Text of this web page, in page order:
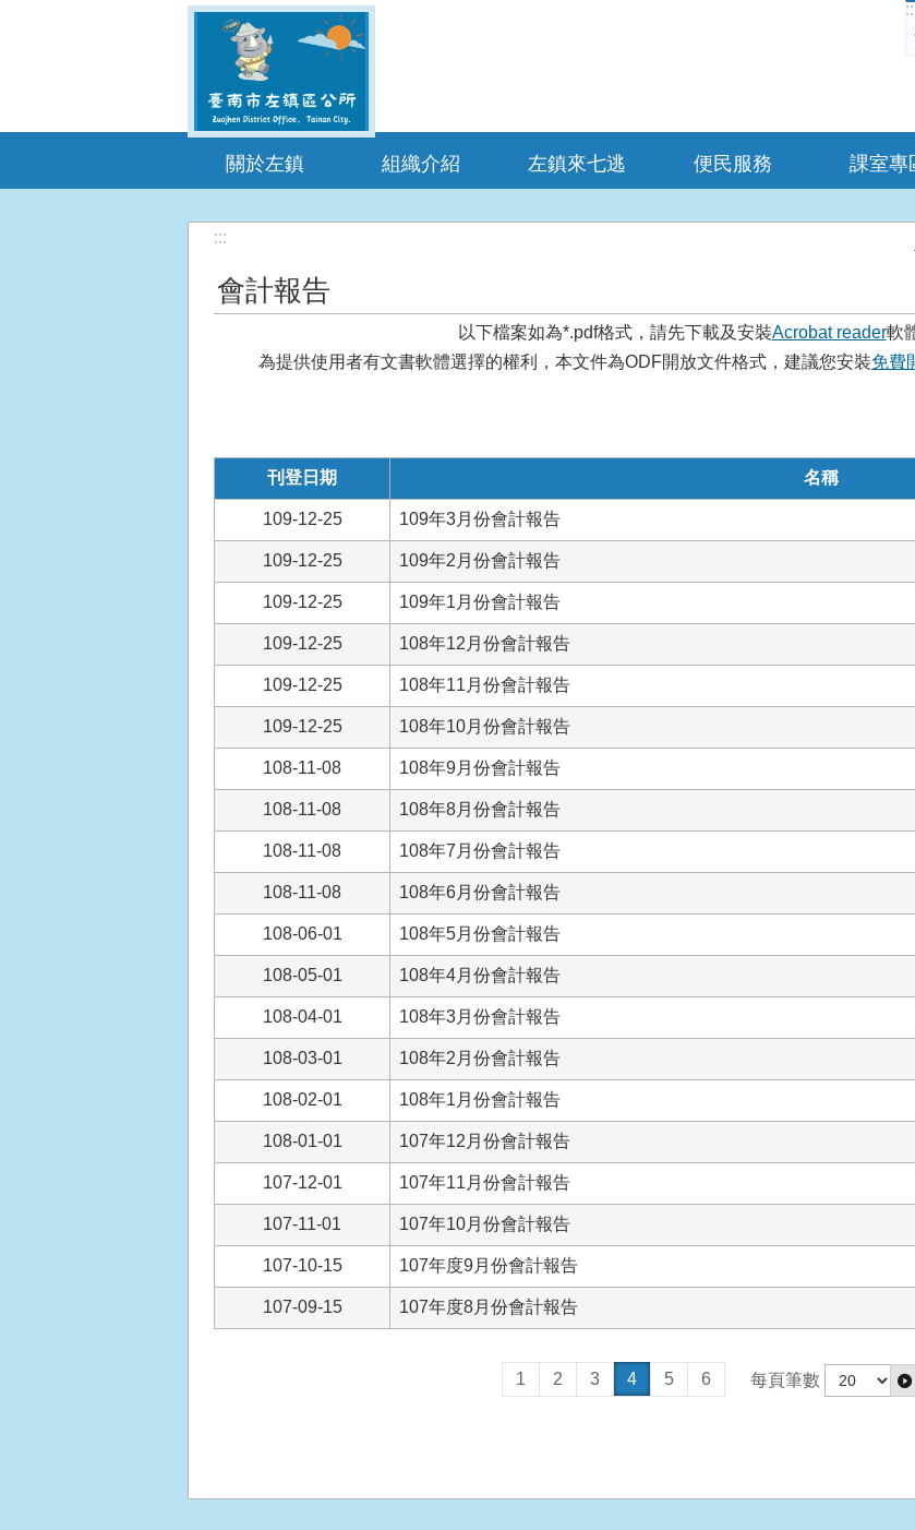
關於左鎮 組織介紹 左鎮來七逃 便民服務 課室專
:::
會計報告
以下檔案如為*.pdf格式，請先下載及安裝Acrobat reader軟
為提供使用者有文書軟體選擇的權利，本文件為ODF開放文件格式，建議您安裝免費
刊登日期 名稱
109-12-25 109年3月份會計報告
109-12-25 109年2月份會計報告
109-12-25 109年1月份會計報告
109-12-25 108年12月份會計報告
109-12-25 108年11月份會計報告
109-12-25 108年10月份會計報告
108-11-08 108年9月份會計報告
108-11-08 108年8月份會計報告
108-11-08 108年7月份會計報告
108-11-08 108年6月份會計報告
108-06-01 108年5月份會計報告
108-05-01 108年4月份會計報告
108-04-01 108年3月份會計報告
108-03-01 108年2月份會計報告
108-02-01 108年1月份會計報告
108-01-01 107年12月份會計報告
107-12-01 107年11月份會計報告
107-11-01 107年10月份會計報告
107-10-15 107年度9月份會計報告
107-09-15 107年度8月份會計報告
1 2 3 4 5 6 每頁筆數